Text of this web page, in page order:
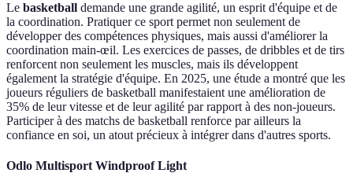
Le basketball demande une grande agilité, un esprit d'équipe et de
la coordination. Pratiquer ce sport permet non seulement de
développer des compétences physiques, mais aussi d'améliorer la
coordination main-œil. Les exercices de passes, de dribbles et de tirs
renforcent non seulement les muscles, mais ils développent
également la stratégie d'équipe. En 2025, une étude a montré que les
joueurs réguliers de basketball manifestaient une amélioration de
35% de leur vitesse et de leur agilité par rapport à des non-joueurs.
Participer à des matchs de basketball renforce par ailleurs la
confiance en soi, un atout précieux à intégrer dans d'autres sports.
Odlo Multisport Windproof Light